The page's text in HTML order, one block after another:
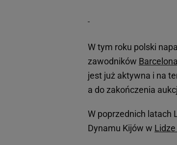
W tym roku polski
zawodników Barcelona
jest już aktywna i na
a do zakończenia
W poprzednich latach
Dynamu Kijów w